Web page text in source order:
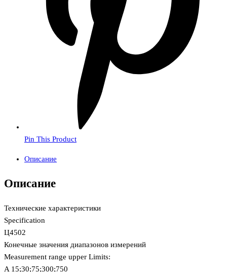
Pin This Product
Описание
Описание
Технические характеристики
Specification
Ц4502
Конечные значения диапазонов измерений
Measurement range upper Limits:
A 15;30;75;300;750